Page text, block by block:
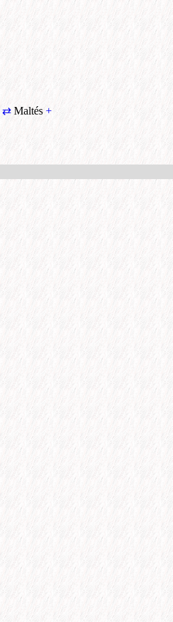
⇄ Maltés +